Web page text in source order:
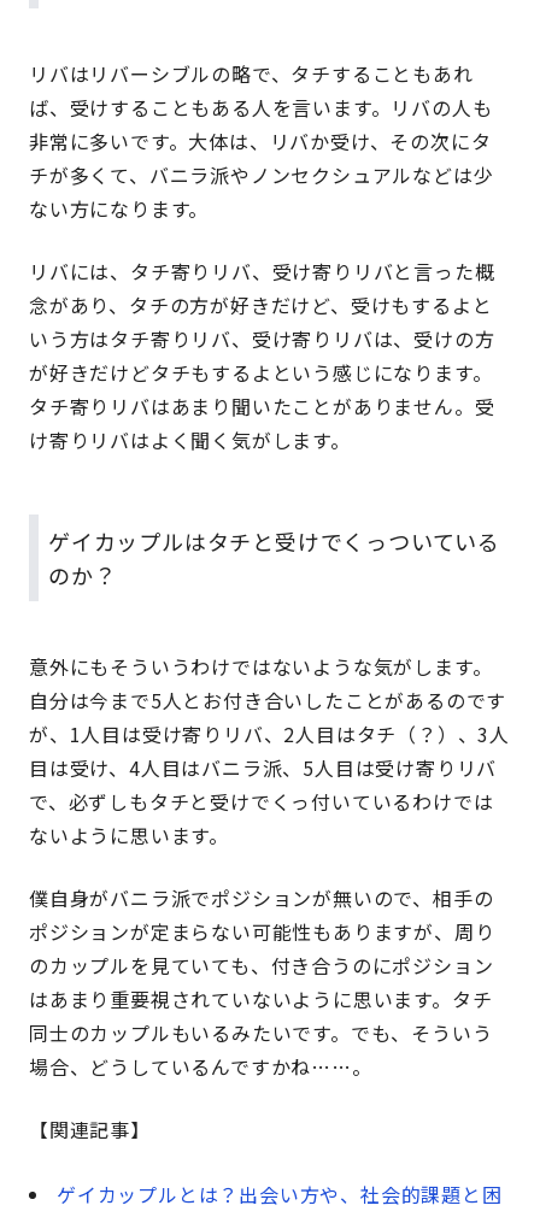
リバはリバーシブルの略で、タチすることもあれ
ば、受けすることもある人を言います。リバの人も
非常に多いです。大体は、リバか受け、その次にタ
チが多くて、バニラ派やノンセクシュアルなどは少
ない方になります。
リバには、タチ寄りリバ、受け寄りリバと言った概
念があり、タチの方が好きだけど、受けもするよと
いう方はタチ寄りリバ、受け寄りリバは、受けの方
が好きだけどタチもするよという感じになります。
タチ寄りリバはあまり聞いたことがありません。受
け寄りリバはよく聞く気がします。
ゲイカップルはタチと受けでくっついている
のか？
意外にもそういうわけではないような気がします。
自分は今まで5人とお付き合いしたことがあるのです
が、1人目は受け寄りリバ、2人目はタチ（？）、3人
目は受け、4人目はバニラ派、5人目は受け寄りリバ
で、必ずしもタチと受けでくっ付いているわけでは
ないように思います。
僕自身がバニラ派でポジションが無いので、相手の
ポジションが定まらない可能性もありますが、周り
のカップルを見ていても、付き合うのにポジション
はあまり重要視されていないように思います。タチ
同士のカップルもいるみたいです。でも、そういう
場合、どうしているんですかね……。
【関連記事】
ゲイカップルとは？出会い方や、社会的課題と困